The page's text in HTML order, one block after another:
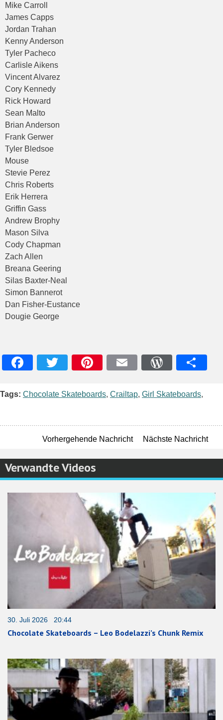
Mike Carroll
James Capps
Jordan Trahan
Kenny Anderson
Tyler Pacheco
Carlisle Aikens
Vincent Alvarez
Cory Kennedy
Rick Howard
Sean Malto
Brian Anderson
Frank Gerwer
Tyler Bledsoe
Mouse
Stevie Perez
Chris Roberts
Erik Herrera
Griffin Gass
Andrew Brophy
Mason Silva
Cody Chapman
Zach Allen
Breana Geering
Silas Baxter-Neal
Simon Bannerot
Dan Fisher-Eustance
Dougie George
Tags: Chocolate Skateboards, Crailtap, Girl Skateboards,
Vorhergehende Nachricht Nächste Nachricht
Verwandte Videos
30. Juli 2026 20:44
Chocolate Skateboards – Leo Bodelazzi’s Chunk Remix